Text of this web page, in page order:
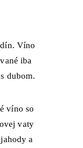
Víno
iba
dubom.
víno so
vaty
a